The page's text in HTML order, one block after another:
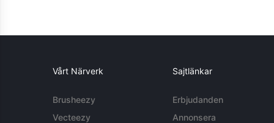
Vårt Närverk
Brusheezy
Vecteezy
Sajtlänkar
Erbjudanden
Annonsera